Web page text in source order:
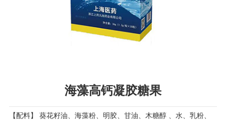
海藻高钙凝胶糖果
【配料】 葵花籽油、海藻粉、明胶、甘油、木糖醇 、水、乳粉、